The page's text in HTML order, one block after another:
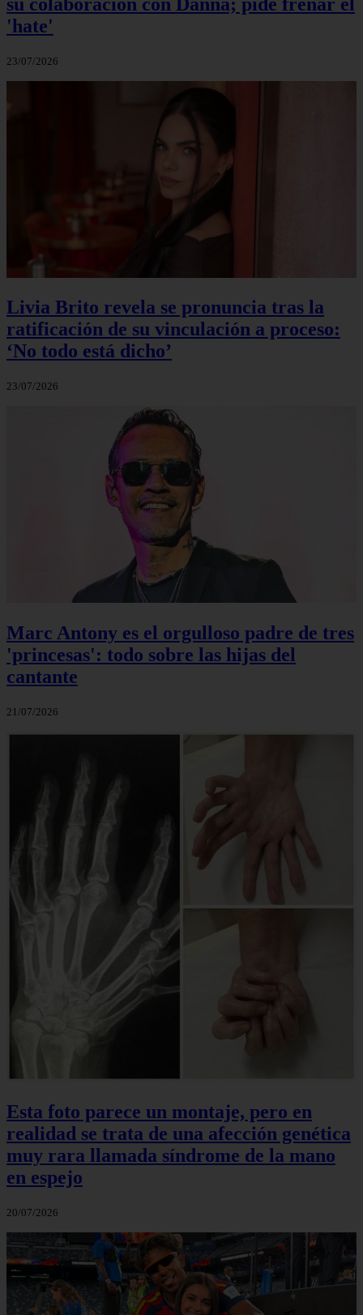
'hate'
23/07/2026
Livia Brito revela se pronuncia tras la
ratificación de su vinculación a proceso:
‘No todo está dicho’
23/07/2026
Marc Antony es el orgulloso padre de tres
'princesas': todo sobre las hijas del
cantante
21/07/2026
Esta foto parece un montaje, pero en
realidad se trata de una afección genética
muy rara llamada síndrome de la mano
en espejo
20/07/2026